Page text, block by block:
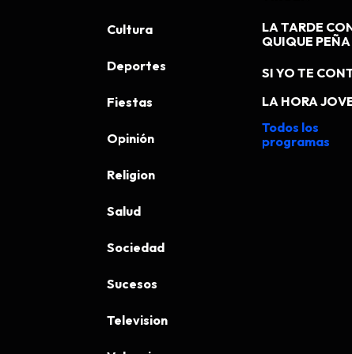
Cultura
Deportes
Fiestas
Opinión
Religion
Salud
Sociedad
Sucesos
Television
LA TARDE
QUIQUE PEÑA
SI YO TE
LA HORA
Todos los
programas